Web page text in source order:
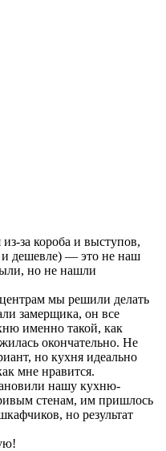
за короба и выступов,
и дешевле) — это не наш
но не нашли
мы решили делать
замерщика, он все
именно такой, как
окончательно. Не
но кухня идеально
мне нравится.
нашу кухню-
стенам, им пришлось
но результат